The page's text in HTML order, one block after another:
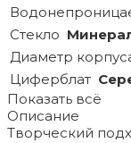
Стекло
Диаметр
Циферблат
Показать всё
Описание
Творческий